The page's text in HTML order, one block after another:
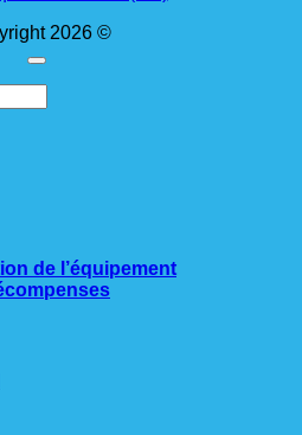
2026 ©
de l’équipement